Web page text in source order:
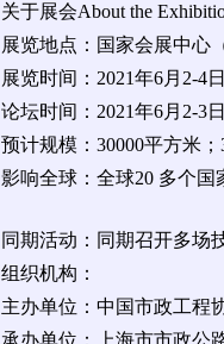
关于展会About the
展览地点：国家会展中心
展览时间：2021年6月2-4
论坛时间：2021年6月2-3
预计规模：30000平方米
影响全球：全球20 多个
同期活动：同期召开多场
组织机构：
主办单位：中国市政工程
承办单位：上海市市政公